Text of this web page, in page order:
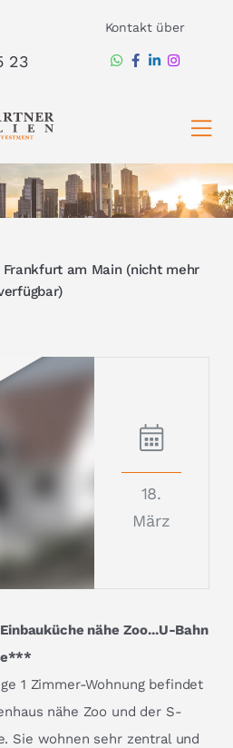
23
Kontakt über
am Main (nicht mehr
18.
März
nähe Zoo...U-Bahn
1 Zimmer-Wohnung befindet
nähe Zoo und der S-
Sie wohnen sehr zentral und